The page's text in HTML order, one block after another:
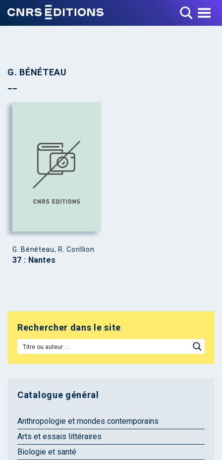
Toggle Menu
G. BÉNÉTEAU
G. Bénéteau, R. Corillion
37 : Nantes
Rechercher dans le site
Catalogue général
Anthropologie et mondes contemporains
Arts et essais littéraires
Biologie et santé